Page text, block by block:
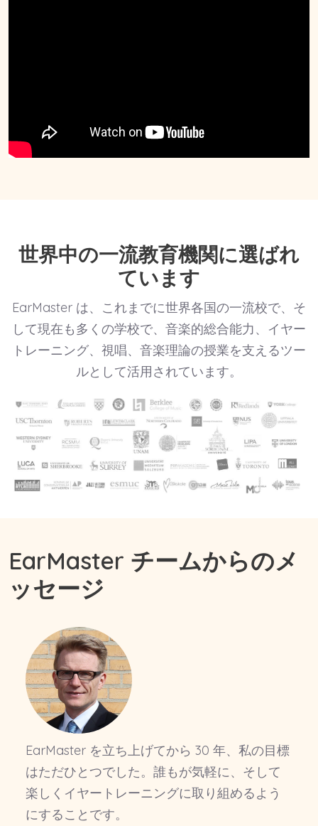
世界中の一流教育機関に選ばれ
ています
EarMaster は、これまでに世界各国の一流校で、そ
して現在も多くの学校で、音楽的総合能力、イヤー
トレーニング、視唱、音楽理論の授業を支えるツー
ルとして活用されています。
EarMaster チームからのメ
ッセージ
EarMaster を立ち上げてから 30 年、私の目標
はただひとつでした。誰もが気軽に、そして
楽しくイヤートレーニングに取り組めるよう
にすることです。